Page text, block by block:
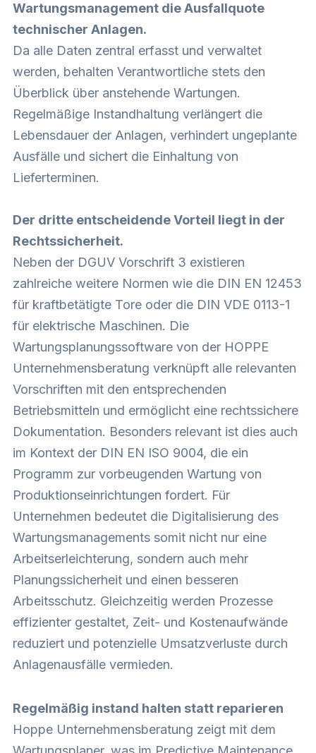
Wartungsmanagement die Ausfallquote
technischer Anlagen.
Da alle Daten zentral erfasst und verwaltet
werden, behalten Verantwortliche stets den
Überblick über anstehende Wartungen.
Regelmäßige Instandhaltung verlängert die
Lebensdauer der Anlagen, verhindert ungeplante
Ausfälle und sichert die Einhaltung von
Lieferterminen.
Der dritte entscheidende Vorteil liegt in der
Rechtssicherheit.
Neben der DGUV Vorschrift 3 existieren
zahlreiche weitere Normen wie die DIN EN 12453
für kraftbetätigte Tore oder die DIN VDE 0113-1
für elektrische Maschinen. Die
Wartungsplanungssoftware von der HOPPE
Unternehmensberatung verknüpft alle relevanten
Vorschriften mit den entsprechenden
Betriebsmitteln und ermöglicht eine rechtssichere
Dokumentation. Besonders relevant ist dies auch
im Kontext der DIN EN ISO 9004, die ein
Programm zur vorbeugenden Wartung von
Produktionseinrichtungen fordert. Für
Unternehmen bedeutet die Digitalisierung des
Wartungsmanagements somit nicht nur eine
Arbeitserleichterung, sondern auch mehr
Planungssicherheit und einen besseren
Arbeitsschutz. Gleichzeitig werden Prozesse
effizienter gestaltet, Zeit- und Kostenaufwände
reduziert und potenzielle Umsatzverluste durch
Anlagenausfälle vermieden.
Regelmäßig instand halten statt reparieren
Hoppe Unternehmensberatung zeigt mit dem